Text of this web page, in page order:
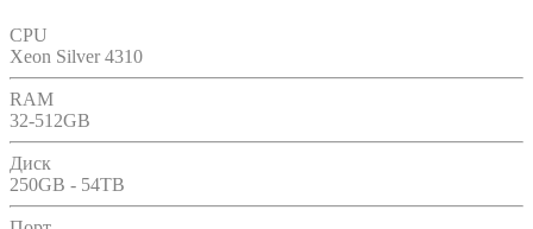
CPU
Xeon Silver 4310
RAM
32-512GB
Диск
250GB - 54TB